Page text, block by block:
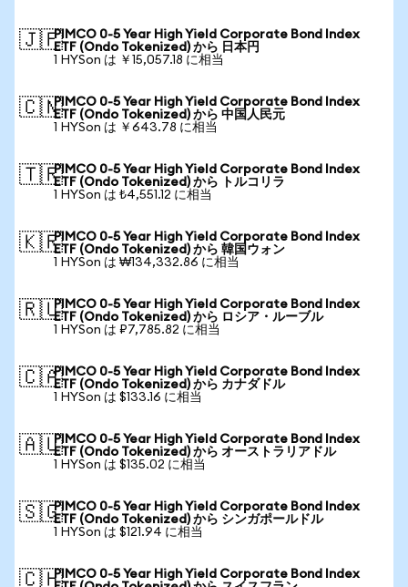
🇯🇵PIMCO 0-5 Year High Yield Corporate Bond Index
ETF (Ondo Tokenized) から 日本円
1 HYSon は ￥15,057.18 に相当
🇨🇳PIMCO 0-5 Year High Yield Corporate Bond Index
ETF (Ondo Tokenized) から 中国人民元
1 HYSon は ￥643.78 に相当
🇹🇷PIMCO 0-5 Year High Yield Corporate Bond Index
ETF (Ondo Tokenized) から トルコリラ
1 HYSon は ₺4,551.12 に相当
🇰🇷PIMCO 0-5 Year High Yield Corporate Bond Index
ETF (Ondo Tokenized) から 韓国ウォン
1 HYSon は ₩134,332.86 に相当
🇷🇺PIMCO 0-5 Year High Yield Corporate Bond Index
ETF (Ondo Tokenized) から ロシア・ルーブル
1 HYSon は ₽7,785.82 に相当
🇨🇦PIMCO 0-5 Year High Yield Corporate Bond Index
ETF (Ondo Tokenized) から カナダドル
1 HYSon は $133.16 に相当
🇦🇺PIMCO 0-5 Year High Yield Corporate Bond Index
ETF (Ondo Tokenized) から オーストラリアドル
1 HYSon は $135.02 に相当
🇸🇬PIMCO 0-5 Year High Yield Corporate Bond Index
ETF (Ondo Tokenized) から シンガポールドル
1 HYSon は $121.94 に相当
🇨🇭PIMCO 0-5 Year High Yield Corporate Bond Index